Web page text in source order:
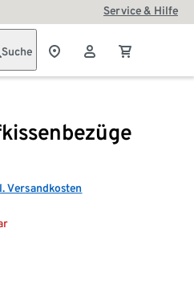
Service & Hilfe
Suche
Versandkosten